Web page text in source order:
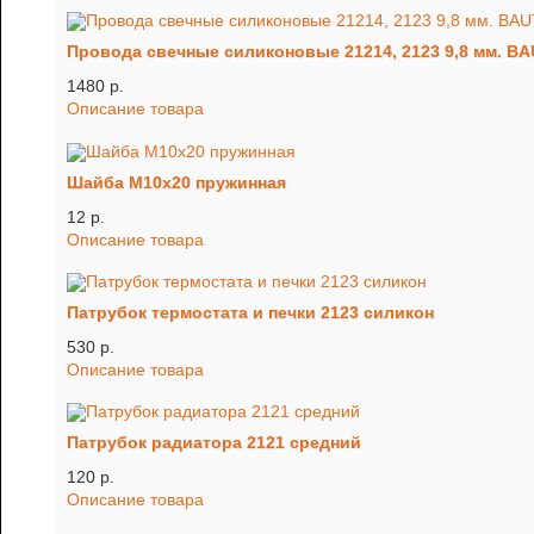
Провода свечные силиконовые 21214, 2123 9,8 мм.
1480 p.
Описание товара
Шайба М10х20 пружинная
12 p.
Описание товара
Патрубок термостата и печки 2123 силикон
530 p.
Описание товара
Патрубок радиатора 2121 средний
120 p.
Описание товара